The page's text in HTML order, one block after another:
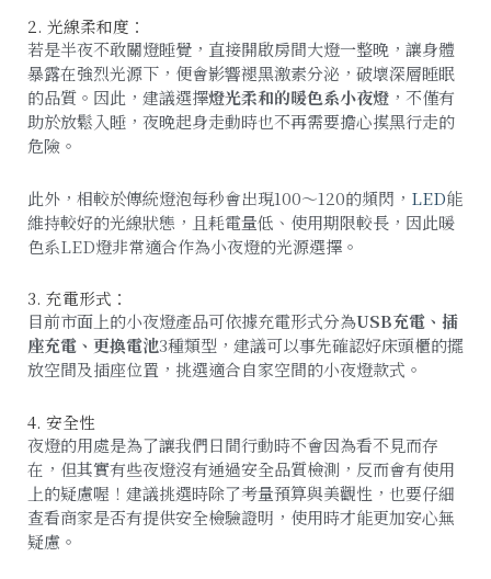
2. 光線柔和度：
若是半夜不敢關燈睡覺，直接開啟房間大燈一整晚，讓身體
暴露在強烈光源下，便會影響褪黑激素分泌，破壞深層睡眠
的品質。因此，建議選擇燈光柔和的暖色系小夜燈 ，不僅有
助於放鬆入睡，夜晚起身走動時也不再需要擔心摸黑行走的
危險。
此外，相較於傳統燈泡每秒會出現100～120的頻閃， LED能
維持較好的光線狀態，且耗電量低、使用期限較長，因此暖
色系LED燈非常適合作為小夜燈的光源選擇。
3. 充電形式：
目前市面上的小夜燈產品可依據充電形式分為USB充電、插
座充電、更換電池3種類型，建議可以事先確認好床頭櫃的擺
放空間及插座位置，挑選適合自家空間的小夜燈款式。
4. 安全性
夜燈的用處是為了讓我們日間行動時不會因為看不見而存
在，但其實有些夜燈沒有通過安全品質檢測，反而會有使用
上的疑慮喔！建議挑選時除了考量預算與美觀性，也要仔細
查看商家是否有提供安全檢驗證明，使用時才能更加安心無
疑慮。